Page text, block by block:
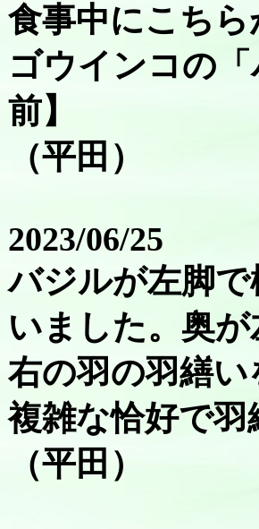
食事中にこち
ゴウインコの
前】
（平田）
2023/06/25
バジルが左脚
いました。奥
右の羽の羽繕
複雑な恰好で
（平田）